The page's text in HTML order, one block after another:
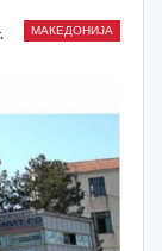
МАКЕДОНИЈА